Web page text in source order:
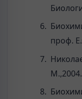
проф.
М.,2004.